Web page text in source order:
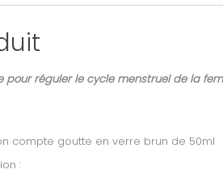
pour réguler le cycle menstruel de la
compte goutte en verre brun de 50ml
: